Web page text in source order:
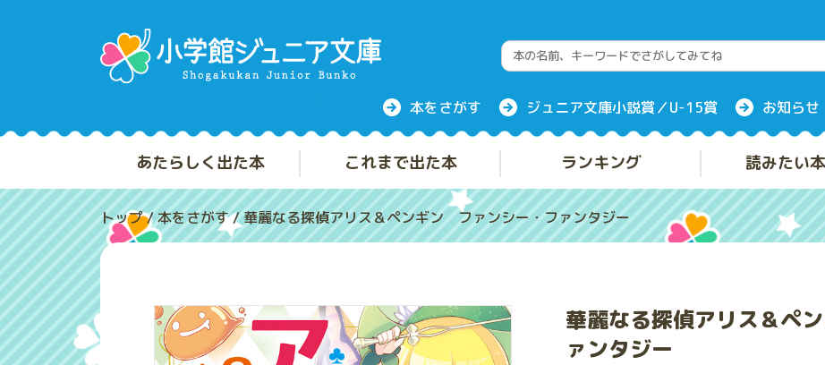
本をさがす ジュニア文庫小説賞／U-15賞 お知らせ
あたらしく出た本 これまで出た本 ランキング 読みたい
トップ/本をさがす/華麗なる探偵アリス＆ペンギン ファンシー・ファンタジー
華麗なる探偵アリス＆ペ
ァンタジー